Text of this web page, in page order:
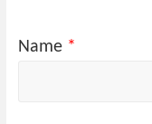
Name *